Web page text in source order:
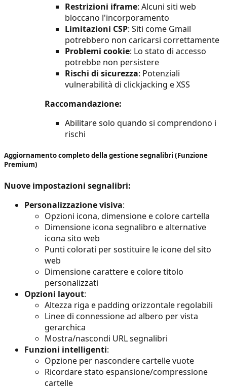
Restrizioni iframe: Alcuni siti web
bloccano l'incorporamento
Limitazioni CSP: Siti come Gmail
potrebbero non caricarsi correttamente
Problemi cookie: Lo stato di accesso
potrebbe non persistere
Rischi di sicurezza: Potenziali
vulnerabilità di clickjacking e XSS
Raccomandazione:
Abilitare solo quando si comprendono i
rischi
Aggiornamento completo della gestione segnalibri (Funzione
Premium)
Nuove impostazioni segnalibri:
Personalizzazione visiva:
Opzioni icona, dimensione e colore cartella
Dimensione icona segnalibro e alternative
icona sito web
Punti colorati per sostituire le icone del sito
web
Dimensione carattere e colore titolo
personalizzati
Opzioni layout:
Altezza riga e padding orizzontale regolabili
Linee di connessione ad albero per vista
gerarchica
Mostra/nascondi URL segnalibri
Funzioni intelligenti:
Opzione per nascondere cartelle vuote
Ricordare stato espansione/compressione
cartelle